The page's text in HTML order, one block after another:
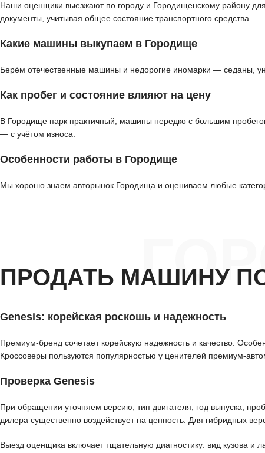
Наши оценщики выезжают по городу и Городищенскому району для
документы, учитывая общее состояние транспортного средства.
Какие машины выкупаем в Городище
Берём отечественные машины и недорогие иномарки — седаны,
Как пробег и состояние влияют на цену
В Городище парк практичный, машины нередко с большим
— с учётом износа.
Особенности работы в Городище
Мы хорошо знаем авторынок Городища и оцениваем любые
ПРОДАТЬ МАШИНУ
Genesis: корейская роскошь и надежность
Премиум-бренд сочетает корейскую надежность и качество.
Кроссоверы пользуются популярностью у ценителей премиум-
Проверка Genesis
При обращении уточняем версию, тип двигателя, год выпуска,
дилера существенно воздействует на ценность. Для гибридных
Выезд оценщика включает тщательную диагностику: вид кузова и